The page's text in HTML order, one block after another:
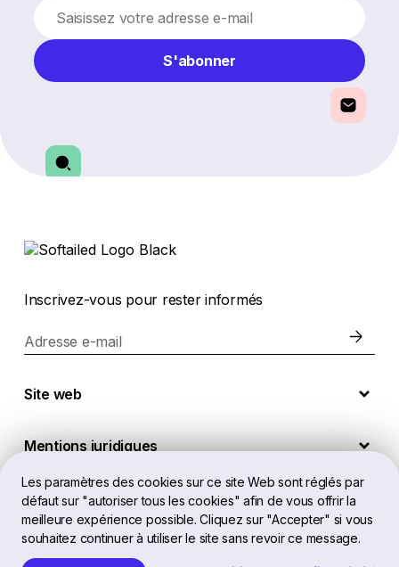
Les paramètres des cookies sur ce site Web sont réglés par
défaut sur "autoriser tous les cookies" afin de vous offrir la
meilleure expérience possible. Cliquez sur "Accepter" si vous
souhaitez continuer à utiliser le site sans revoir ce message.
S'abonner
Inscrivez-vous pour rester informés
Adresse e-mail
Site web
Mentions juridiques
FR